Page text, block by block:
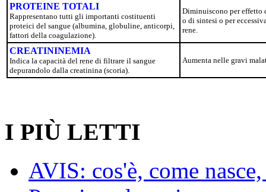
PROTEINE TOTALI
Rappresentano tutti gli importanti costituenti
proteici del sangue (albumina, globuline, anticorpi,
fattori della coagulazione).
Diminuiscono per effetto
o di sintesi o per
rene.
CREATININEMIA
Indica la capacità del rene di filtrare il sangue
depurandolo dalla creatinina (scoria).
Aumenta nelle gravi
I PIÙ LETTI
AVIS: cos'è, come